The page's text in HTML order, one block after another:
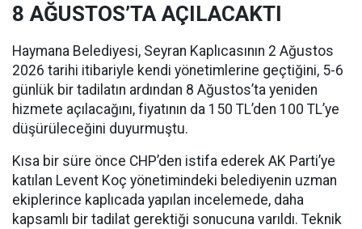
8 AĞUSTOS’TA AÇILACAKTI
Haymana Belediyesi, Seyran Kaplıcasının 2 Ağustos
2026 tarihi itibariyle kendi yönetimlerine geçtiğini, 5-6
günlük bir tadilatın ardından 8 Ağustos’ta yeniden
hizmete açılacağını, fiyatının da 150 TL’den 100 TL’ye
düşürüleceğini duyurmuştu.
Kısa bir süre önce CHP’den istifa ederek AK Parti’ye
katılan Levent Koç yönetimindeki belediyenin uzman
ekiplerince kaplıcada yapılan incelemede, daha
kapsamlı bir tadilat gerektiği sonucuna varıldı. Teknik